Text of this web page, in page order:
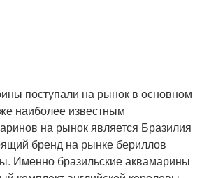
поступали на рынок в основном
наиболее известным
на рынок является Бразилия
бренд на рынке бериллов
Именно бразильские аквамарины